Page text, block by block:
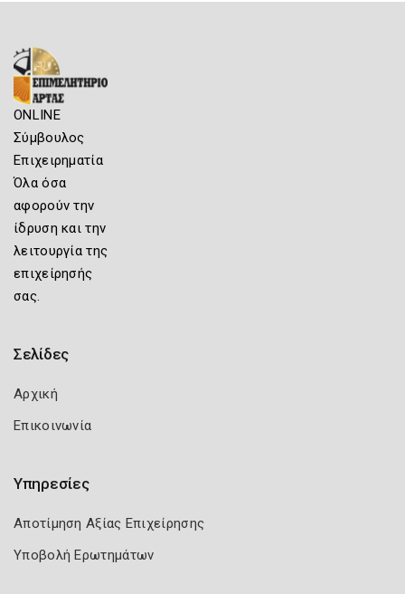
ONLINE
Σύμβουλος
Επιχειρηματία
Όλα όσα
αφορούν την
ίδρυση και την
λειτουργία της
επιχείρησής
σας.
Σελίδες
Αρχική
Επικοινωνία
Υπηρεσίες
Αποτίμηση Αξίας Επιχείρησης
Υποβολή Ερωτημάτων